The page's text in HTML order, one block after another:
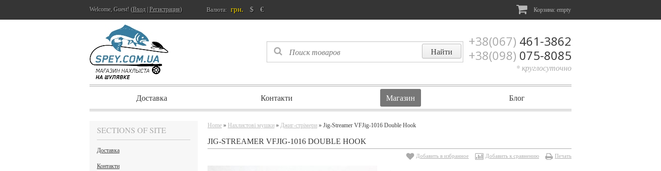
Welcome, Guest! (Вход Регистрация) Валюта: грн. $ € Корзина: empty
+38(067) 461-3862
+38(098) 075-8085
* круглосуточно
Доставка Контакти Магазин Блог
SECTIONS OF SITE
Доставка
Контакти
Home » Нахлистові мушки » Джиг-стрімери » Jig-Streamer VFJig-1016 Double Hook
JIG-STREAMER VFJIG-1016 DOUBLE HOOK
Добавить в избранное Добавить к сравнению Печать